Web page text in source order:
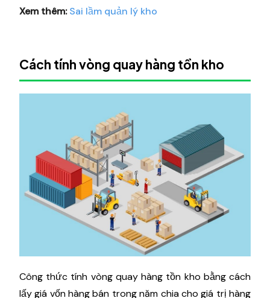
Xem thêm: Sai lầm quản lý kho
Cách tính vòng quay hàng tồn kho
Công thức tính vòng quay hàng tồn kho bằng cách
lấy giá vốn hàng bán trong năm chia cho giá trị hàng